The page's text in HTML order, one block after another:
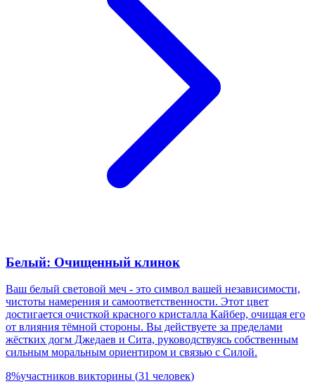
Белый: Очищенный клинок
Ваш белый световой меч - это символ вашей независимости,
чистоты намерения и самоответственности. Этот цвет
достигается очисткой красного кристалла Кайбер, очищая его
от влияния тёмной стороны. Вы действуете за пределами
жёстких догм Джедаев и Сита, руководствуясь собственным
сильным моральным ориентиром и связью с Силой.
8%участников викторины (31 человек)